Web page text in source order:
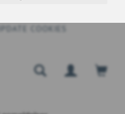
UPDATE COOKIES